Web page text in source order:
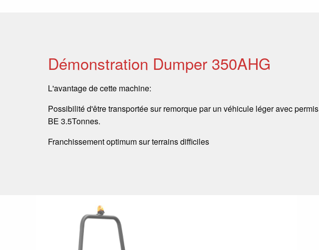
Démonstration Dumper 350AHG
L'avantage de cette machine:
Possibilité d'être transportée sur remorque par un véhicule léger avec permis
BE 3.5Tonnes.
Franchissement optimum sur terrains difficiles